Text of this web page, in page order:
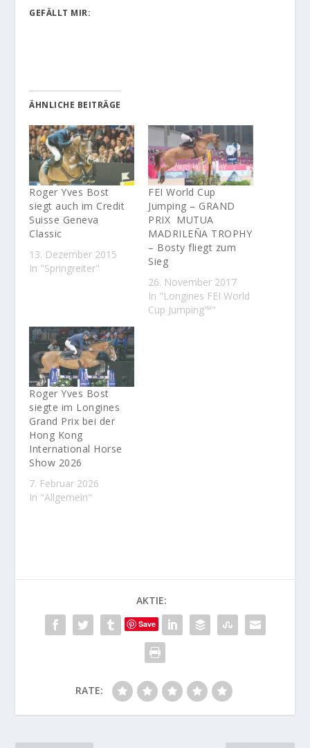
GEFÄLLT MIR:
ÄHNLICHE BEITRÄGE
Roger Yves Bost
siegt auch im Credit
Suisse Geneva
Classic
13. Dezember 2015
In "Springreiter"
FEI World Cup
Jumping – GRAND
PRIX MUTUA
MADRILEÑA TROPHY
– Bosty fliegt zum
Sieg
26. November 2017
In "Longines FEI World
Cup Jumping™"
Roger Yves Bost
siegte im Longines
Grand Prix bei der
Hong Kong
International Horse
Show 2026
7. Februar 2026
In "Allgemein"
AKTIE:
Save
RATE: